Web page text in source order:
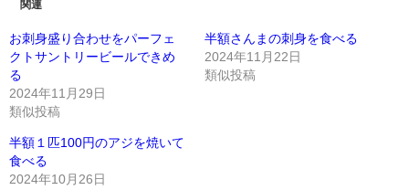
関連
お刺身盛り合わせをパーフェ
クトサントリービールできめ
る
2024年11月29日
類似投稿
半額さんまの刺身を食べる
2024年11月22日
類似投稿
半額１匹100円のアジを焼いて
食べる
2024年10月26日